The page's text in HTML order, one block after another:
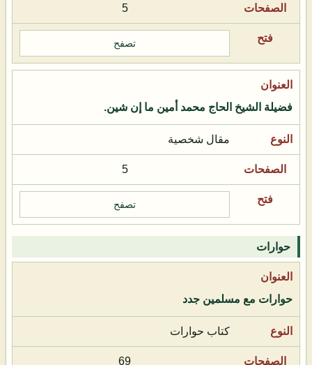
5
تصفح
فضيلة الشيخ الحاج محمد أمين ما إن شين.
مقال شخصية
5
تصفح
حوارات
حوارات مع مسلمين جدد
كتاب حوارات
69